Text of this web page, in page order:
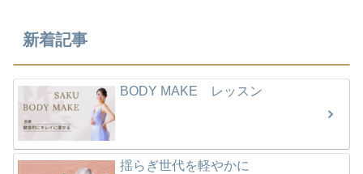
新着記事
BODY MAKE レッスン
揺らぎ世代を軽やかに